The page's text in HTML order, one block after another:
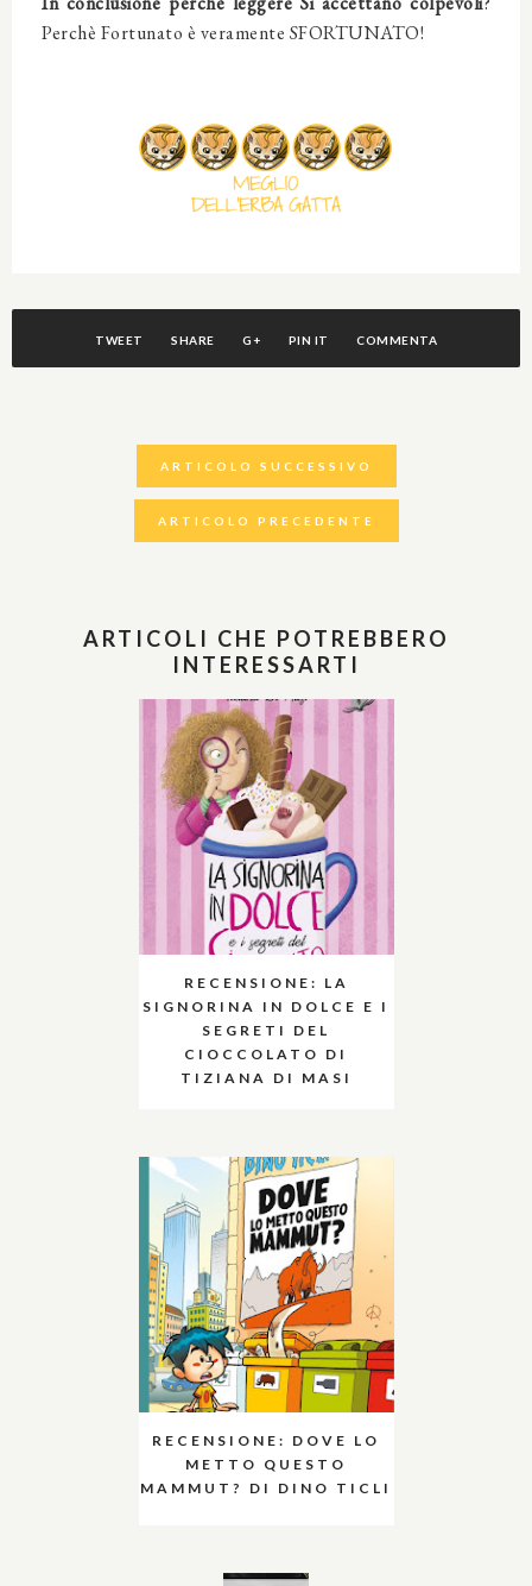
Perchè Fortunato è veramente SFORTUNATO!
TWEET SHARE G+ PIN IT COMMENTA
ARTICOLO SUCCESSIVO
ARTICOLO PRECEDENTE
ARTICOLI CHE POTREBBERO
INTERESSARTI
RECENSIONE: LA
SIGNORINA IN DOLCE E I
SEGRETI DEL
CIOCCOLATO DI
TIZIANA DI MASI
RECENSIONE: DOVE LO
METTO QUESTO
MAMMUT? DI DINO TICLI